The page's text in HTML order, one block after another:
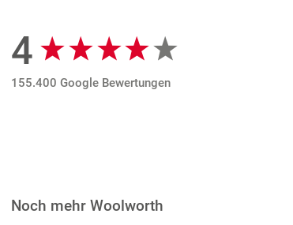
Google Bewertungen
4
155.400 Google Bewertungen
Noch mehr Woolworth